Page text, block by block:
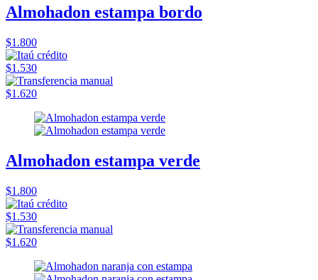
Almohadon estampa bordo
$1.800
$1.530
$1.620
Almohadon estampa verde
$1.800
$1.530
$1.620